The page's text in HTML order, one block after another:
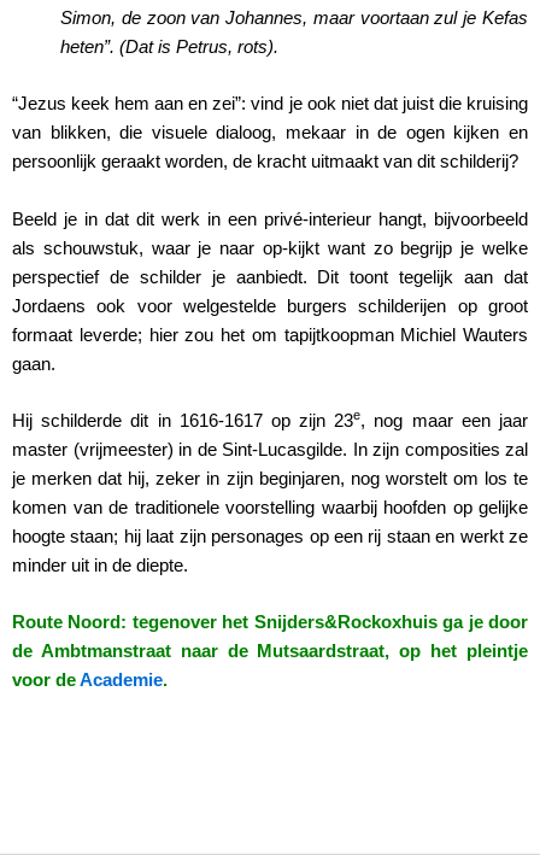
Simon, de zoon van Johannes, maar voortaan zul je Kefas
heten”. (Dat is Petrus, rots).
“Jezus keek hem aan en zei”: vind je ook niet dat juist die kruising
van blikken, die visuele dialoog, mekaar in de ogen kijken en
persoonlijk geraakt worden, de kracht uitmaakt van dit schilderij?
Beeld je in dat dit werk in een privé-interieur hangt, bijvoorbeeld
als schouwstuk, waar je naar op‑kijkt want zo begrijp je welke
perspectief de schilder je aanbiedt. Dit toont tegelijk aan dat
Jordaens ook voor welgestelde burgers schilderijen op groot
formaat leverde; hier zou het om tapijtkoopman Michiel Wauters
gaan.
Hij schilderde dit in 1616-1617 op zijn 23e, nog maar een jaar
master (vrijmeester) in de Sint-Lucasgilde. In zijn composities zal
je merken dat hij, zeker in zijn beginjaren, nog worstelt om los te
komen van de traditionele voorstelling waarbij hoofden op gelijke
hoogte staan; hij laat zijn personages op een rij staan en werkt ze
minder uit in de diepte.
Route Noord: tegenover het Snijders&Rockoxhuis ga je door
de Ambtmanstraat naar de Mutsaardstraat, op het pleintje
voor deAcademie.